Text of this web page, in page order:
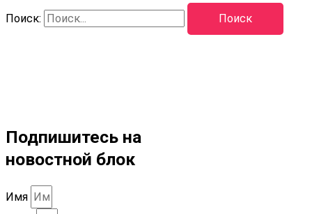
Поиск:
Подпишитесь на
новостной блок
Имя